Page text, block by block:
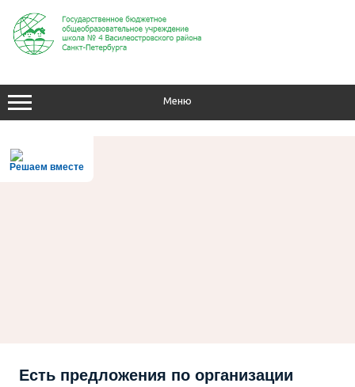
содержимому
Меню
Решаем вместе
Есть предложения по организации